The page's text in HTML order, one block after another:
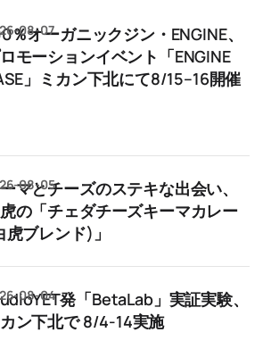
％オーガニックジン・ENGINE、
モーションイベント「ENGINE
」ミカン下北にて8/15–16開催
08-07
マとチーズのステキな出会い、
の「チェダチーズキーマカレー
虎ブレンド)」
08-05
発「BetaLab」実証実験、
ン下北で 8/4-14実施
08-04